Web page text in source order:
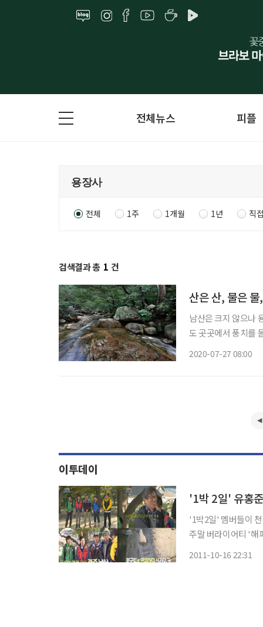
전체뉴스 피플
전체 1주 1개월 1년 직
검색결과 총 1 건
산은 산, 물은
남산은 크지 않으나
도 곳곳에서 풍치를
2020-07-27 08:00
이투데이
'1박 2일' 유홍
'1박2일' 멤버들이 천년고
주말 버라이어티 '해
2011-10-16 22:31